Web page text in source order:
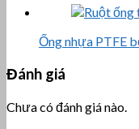
Ống nhựa PTFE
Đánh giá
Chưa có đánh giá nào.